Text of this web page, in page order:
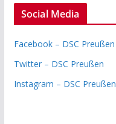
Social Media
Facebook – DSC Preußen
Twitter – DSC Preußen
Instagram – DSC Preußen